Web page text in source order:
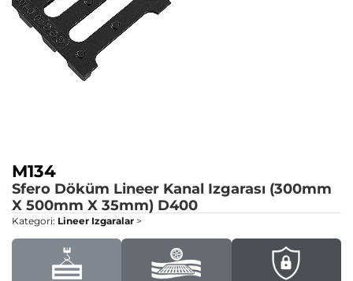
M134
Sfero Döküm Lineer Kanal Izgarası (300mm
X 500mm X 35mm) D400
Kategori: Lineer Izgaralar >